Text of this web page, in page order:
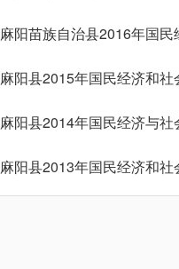
麻阳苗族自治县2016年国
麻阳县2015年国民经济和社
麻阳县2014年国民经济与社
麻阳县2013年国民经济和社